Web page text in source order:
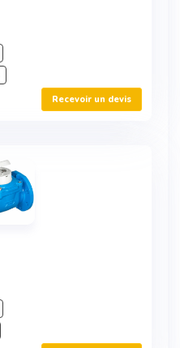
Recevoir un devis